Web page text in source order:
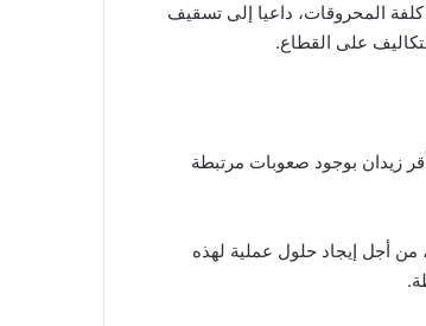
المحروقات، داعيا إلى تسقيف
على القطاع.
زيدان بوجود صعوبات مرتبطة
من أجل إيجاد حلول عملية لهذه